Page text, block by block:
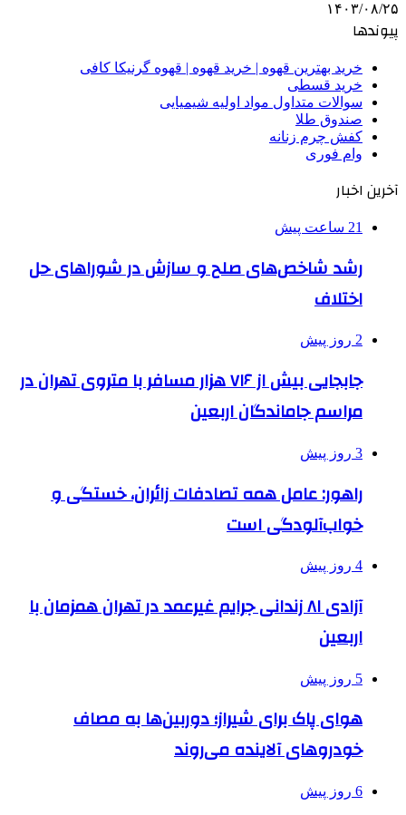
۱۴۰۳/۰۸/۲۵
پیوندها
خرید بهترین قهوه | خرید قهوه | قهوه گرنیکا کافی
خرید قسطی
سوالات متداول مواد اولیه شیمیایی
صندوق طلا
کفش چرم زنانه
وام فوری
آخرین اخبار
21 ساعت پیش
رشد شاخص‌های صلح و سازش در شوراهای حل
اختلاف
2 روز پیش
جابجایی بیش از ۷۱۶ هزار مسافر با متروی تهران در
مراسم جاماندگان اربعین
3 روز پیش
راهور: عامل همه تصادفات زائران، خستگی و
خواب‌آلودگی است
4 روز پیش
آزادی ۸۱ زندانی جرایم غیرعمد در تهران همزمان با
اربعین
5 روز پیش
هوای پاک برای شیراز؛ دوربین‌ها به مصاف
خودروهای آلاینده می‌روند
6 روز پیش